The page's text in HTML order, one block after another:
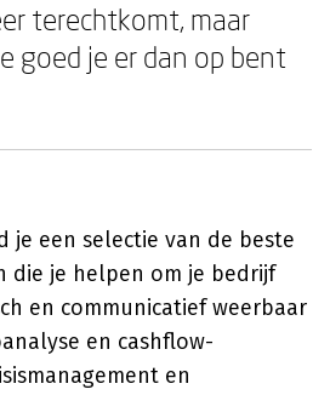
terechtkomt, maar
goed je er dan op bent
je een selectie van de beste
die je helpen om je bedrijf
en communicatief weerbaar
en cashflow-
en